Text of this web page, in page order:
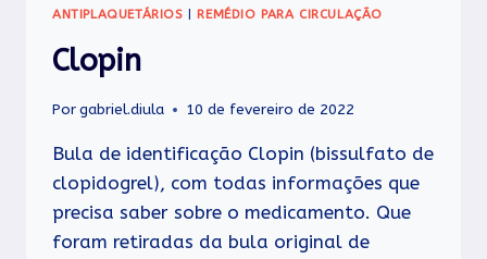
ANTIPLAQUETÁRIOS |REMÉDIO PARA CIRCULAÇÃO
Clopin
Porgabriel.diula 10 de fevereiro de 2022
Bula de identificação Clopin (bissulfato de
clopidogrel), com todas informações que
precisa saber sobre o medicamento. Que
foram retiradas da bula original de